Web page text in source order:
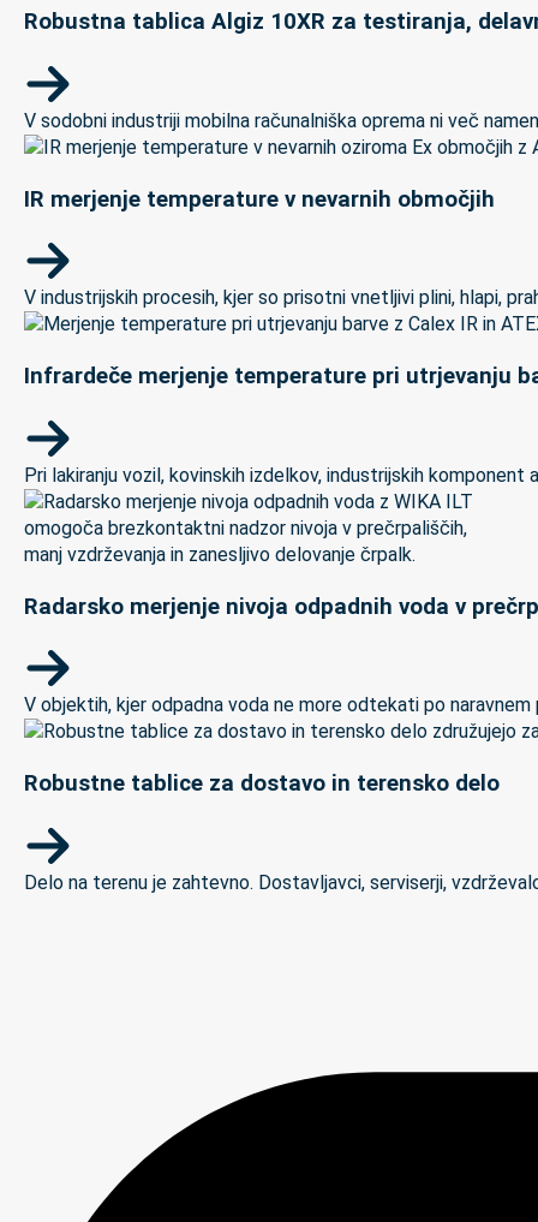
Robustna tablica Algiz 10XR za testiranja,
V sodobni industriji mobilna računalniška oprema ni več
IR merjenje temperature v nevarnih območjih
V industrijskih procesih, kjer so prisotni vnetljivi plini, hlapi,
Infrardeče merjenje temperature pri utrjevanju
Pri lakiranju vozil, kovinskih izdelkov, industrijskih
Radarsko merjenje nivoja odpadnih voda v
V objektih, kjer odpadna voda ne more odtekati po
Robustne tablice za dostavo in terensko delo
Delo na terenu je zahtevno. Dostavljavci, serviserji,